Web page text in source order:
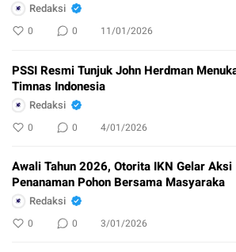
Redaksi
0 0 11/01/2026
PSSI Resmi Tunjuk John Herdman
Timnas Indonesia
Redaksi
0 0 4/01/2026
Awali Tahun 2026, Otorita IKN Gelar Aksi
Penanaman Pohon Bersama Masyaraka
Redaksi
0 0 3/01/2026